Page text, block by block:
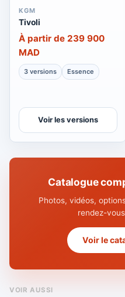
KGM
Tivoli
À partir de 239 900
MAD
3 versions Essence
Voir les versions
Catalogue
Photos, vidéos,
rendez-
Voir le
VOIR AUSSI